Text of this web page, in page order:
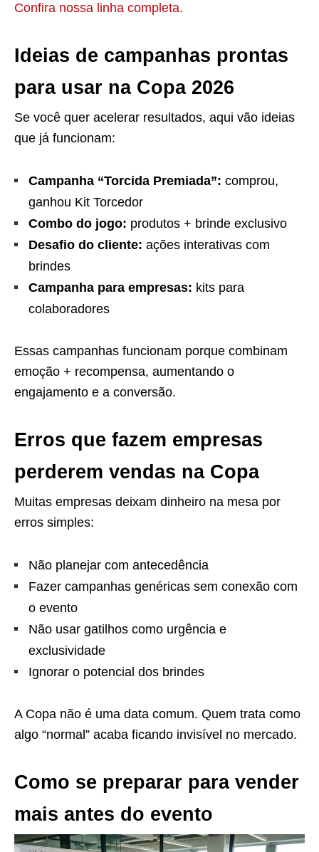
Confira nossa linha completa.
Ideias de campanhas prontas
para usar na Copa 2026
Se você quer acelerar resultados, aqui vão ideias
que já funcionam:
Campanha “Torcida Premiada”: comprou,
ganhou Kit Torcedor
Combo do jogo: produtos + brinde exclusivo
Desafio do cliente: ações interativas com
brindes
Campanha para empresas: kits para
colaboradores
Essas campanhas funcionam porque combinam
emoção + recompensa, aumentando o
engajamento e a conversão.
Erros que fazem empresas
perderem vendas na Copa
Muitas empresas deixam dinheiro na mesa por
erros simples:
Não planejar com antecedência
Fazer campanhas genéricas sem conexão com
o evento
Não usar gatilhos como urgência e
exclusividade
Ignorar o potencial dos brindes
A Copa não é uma data comum. Quem trata como
algo “normal” acaba ficando invisível no mercado.
Como se preparar para vender
mais antes do evento